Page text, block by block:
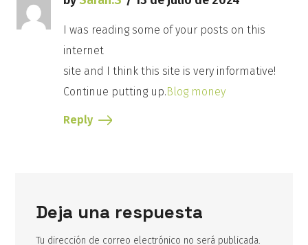
I was reading some of your posts on this
internet
site and I think this site is very informative!
Continue putting up.Blog money
Reply
Deja una respuesta
Tu dirección de correo electrónico no será publicada.